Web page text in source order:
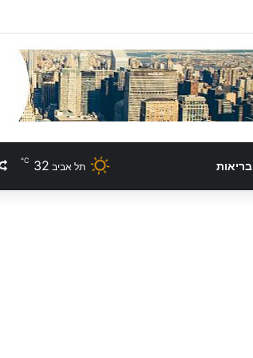
בריאות תל אביב 32
℃